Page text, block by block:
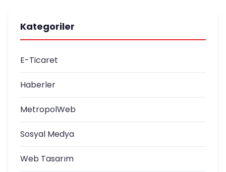
Kategoriler
E-Ticaret
Haberler
MetropolWeb
Sosyal Medya
Web Tasarım